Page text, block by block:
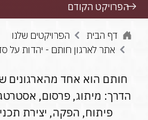
הפרויקט הקודם
דף הבית
הפרויקטים שלנו
אתר לארגון חותם - יהדות על
חותם הוא אחד מהארגונים
הדרך: מיתוג, פרסום,
פיתוח, הפקה, יצירת